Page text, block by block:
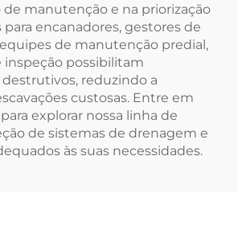
manutenção e na priorização
para encanadores, gestores de
de manutenção predial,
inspeção possibilitam
reduzindo a
custosas. Entre em
explorar nossa linha de
de sistemas de drenagem e
às suas necessidades.